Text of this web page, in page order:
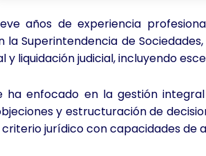
años de experiencia
Superintendencia de
y liquidación judicial, incluyendo
ha enfocado en la gestión
y estructuración de
jurídico con capacidades de